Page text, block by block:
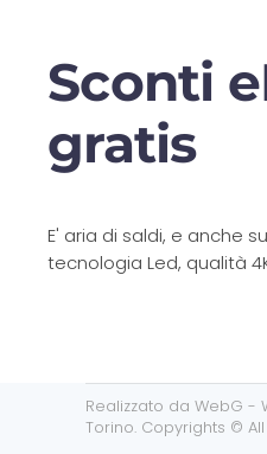
Sconti
gratis
E' aria di saldi, e anche
tecnologia Led, qualità
Realizzato da WebG -
Torino. Copyrights ©